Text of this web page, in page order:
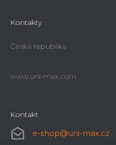
Kontakty
Česká republika
www.uni-max.com
Kontakt
e-shop@uni-max.cz